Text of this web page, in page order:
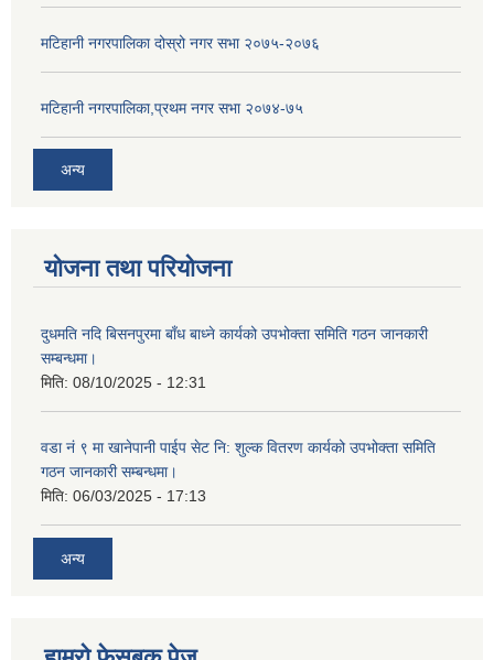
मटिहानी नगरपालिका दोस्रो नगर सभा २०७५-२०७६
मटिहानी नगरपालिका,प्रथम नगर सभा २०७४-७५
अन्य
योजना तथा परियोजना
दुधमति नदि बिसनपुरमा बाँध बाध्ने कार्यको उपभोक्ता समिति गठन जानकारी
सम्बन्धमा।
मिति: 08/10/2025 - 12:31
वडा नं ९ मा खानेपानी पाईप सेट नि: शुल्क वितरण कार्यको उपभोक्ता समिति
गठन जानकारी सम्बन्धमा।
मिति: 06/03/2025 - 17:13
अन्य